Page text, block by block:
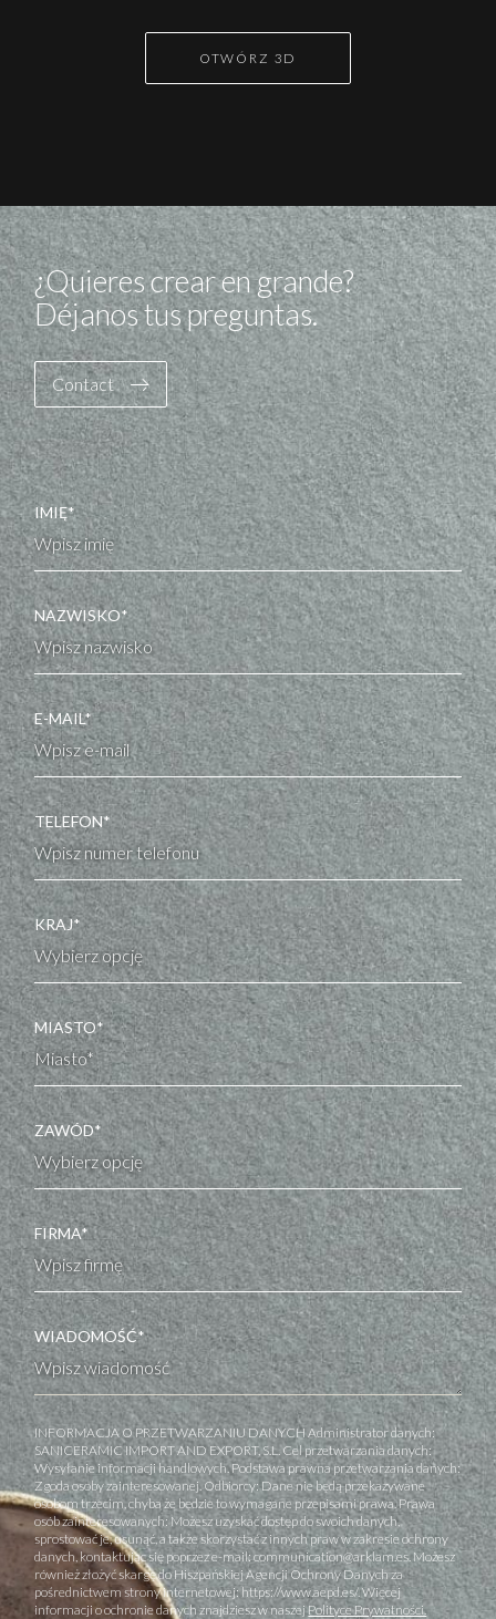
OTWÓRZ 3D
¿Quieres crear en grande?
Déjanos tus preguntas.
Contact
IMIĘ*
NAZWISKO*
E-MAIL*
TELEFON*
KRAJ*
MIASTO*
ZAWÓD*
FIRMA*
WIADOMOŚĆ*
INFORMACJA O PRZETWARZANIU DANYCH Administrator danych:
SANICERAMIC IMPORT AND EXPORT, S.L. Cel przetwarzania danych:
Wysyłanie informacji handlowych. Podstawa prawna przetwarzania danych:
Zgoda osoby zainteresowanej. Odbiorcy: Dane nie będą przekazywane
osobom trzecim, chyba że będzie to wymagane przepisami prawa. Prawa
osób zainteresowanych: Możesz uzyskać dostęp do swoich danych,
sprostować je, usunąć, a także skorzystać z innych praw w zakresie ochrony
danych, kontaktując się poprzez e-mail: communication@arklam.es. Możesz
również złożyć skargę do Hiszpańskiej Agencji Ochrony Danych za
pośrednictwem strony internetowej: https://www.aepd.es/. Więcej
informacji o ochronie danych znajdziesz w naszejPolityce Prywatności.